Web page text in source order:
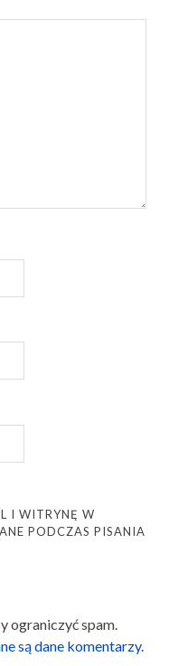
I WITRYNĘ W
PODCZAS PISANIA
ograniczyć spam.
są dane komentarzy.